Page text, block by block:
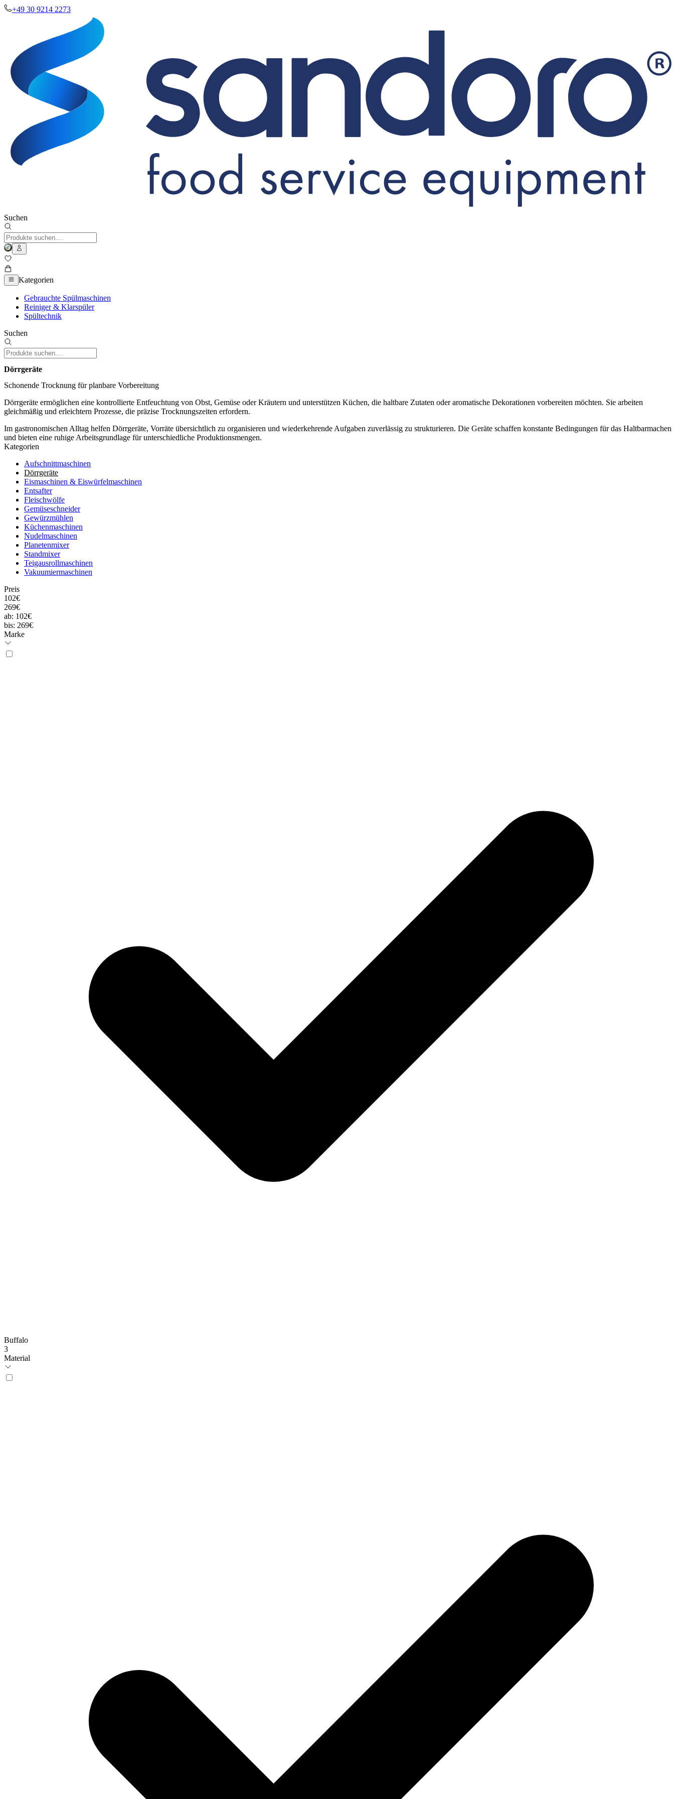
+49 30 9214 2273
Suchen
Kategorien
Gebrauchte Spülmaschinen
Reiniger & Klarspüler
Spültechnik
Suchen
Dörrgeräte
Schonende Trocknung für planbare Vorbereitung
Dörrgeräte ermöglichen eine kontrollierte Entfeuchtung von Obst, Gemüse oder Kräutern und unterstützen Küchen, die haltbare Zutaten oder aromatische Dekorationen vorbereiten möchten. Sie arbeiten
gleichmäßig und erleichtern Prozesse, die präzise Trocknungszeiten erfordern.
Im gastronomischen Alltag helfen Dörrgeräte, Vorräte übersichtlich zu organisieren und wiederkehrende Aufgaben zuverlässig zu strukturieren. Die Geräte schaffen konstante Bedingungen für das Haltbarmachen
und bieten eine ruhige Arbeitsgrundlage für unterschiedliche Produktionsmengen.
Kategorien
Aufschnittmaschinen
Dörrgeräte
Eismaschinen & Eiswürfelmaschinen
Entsafter
Fleischwölfe
Gemüseschneider
Gewürzmühlen
Küchenmaschinen
Nudelmaschinen
Planetenmixer
Standmixer
Teigausrollmaschinen
Vakuumiermaschinen
Preis
102€
269€
ab: 102€
bis: 269€
Marke
Buffalo
3
Material